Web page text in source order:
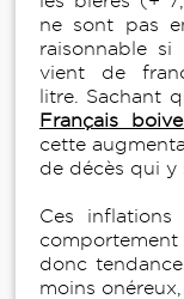
ne sont pas
raisonnable
vient de
litre. Sachant
Français
cette
de décès qui y
Ces
donc
moins